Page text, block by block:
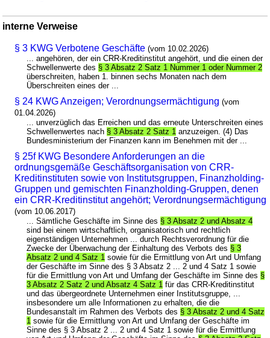
interne Verweise
§ 3 KWG Verbotene Geschäfte (vom 10.02.2026)
... angehören, der ein CRR-Kreditinstitut angehört, und die einen der
Schwellenwerte des § 3 Absatz 2 Satz 1 Nummer 1 oder Nummer 2
überschreiten, haben 1. binnen sechs Monaten nach dem
Überschreiten eines der ...
§ 24 KWG Anzeigen; Verordnungsermächtigung (vom
01.04.2026)
... unverzüglich das Erreichen und das erneute Unterschreiten eines
Schwellenwertes nach § 3 Absatz 2 Satz 1 anzuzeigen. (4) Das
Bundesministerium der Finanzen kann im Benehmen mit der ...
§ 25f KWG Besondere Anforderungen an die
ordnungsgemäße Geschäftsorganisation von CRR-
Kreditinstituten sowie von Institutsgruppen, Finanzholding-
Gruppen und gemischten Finanzholding-Gruppen, denen
ein CRR-Kreditinstitut angehört; Verordnungsermächtigung
(vom 10.06.2017)
... Sämtliche Geschäfte im Sinne des § 3 Absatz 2 und Absatz 4
sind bei einem wirtschaftlich, organisatorisch und rechtlich
eigenständigen Unternehmen ... durch Rechtsverordnung für die
Zwecke der Überwachung der Einhaltung des Verbots des § 3
Absatz 2 und 4 Satz 1 sowie für die Ermittlung von Art und Umfang
der Geschäfte im Sinne des § 3 Absatz 2 ... 2 und 4 Satz 1 sowie
für die Ermittlung von Art und Umfang der Geschäfte im Sinne des §
3 Absatz 2 Satz 2 und Absatz 4 Satz 1 für das CRR-Kreditinstitut
und das übergeordnete Unternehmen einer Institutsgruppe, ...
insbesondere um alle Informationen zu erhalten, die die
Bundesanstalt im Rahmen des Verbots des § 3 Absatz 2 und 4 Satz
1 sowie für die Ermittlung von Art und Umfang der Geschäfte im
Sinne des § 3 Absatz 2 ... 2 und 4 Satz 1 sowie für die Ermittlung